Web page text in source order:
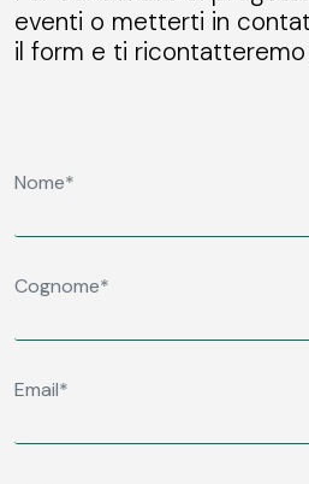
eventi o metterti in
il form e ti